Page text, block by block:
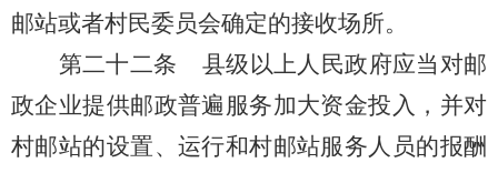
邮站或者村民委员会确定的接收场所。
第二十二条
县级以上人民政府应当对邮
政企业提供邮政普遍服务加大资金投入，并对
村邮站的设置、运行和村邮站服务人员的报酬